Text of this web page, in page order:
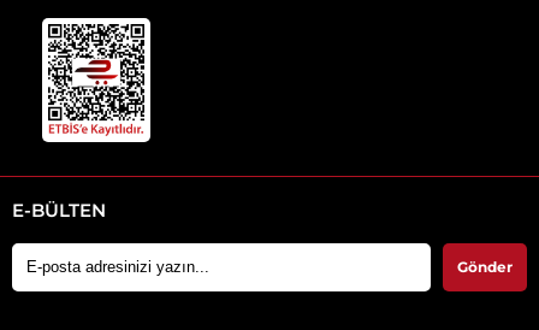
E-BÜLTEN
Gönder